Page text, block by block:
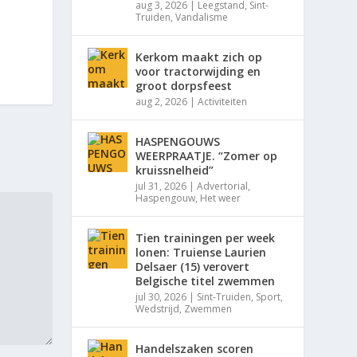
aug 3, 2026 | Leegstand, Sint-
Truiden,Vandalisme
Kerkom maakt zich op
voor tractorwijding en
groot dorpsfeest
aug 2, 2026 |Activiteiten
HASPENGOUWS
WEERPRAATJE. “Zomer op
kruissnelheid”
jul 31, 2026 |Advertorial,
Haspengouw, Het weer
Tien trainingen per week
lonen: Truiense Laurien
Delsaer (15) verovert
Belgische titel zwemmen
jul 30, 2026 | Sint-Truiden, Sport,
Wedstrijd, Zwemmen
Handelszaken scoren